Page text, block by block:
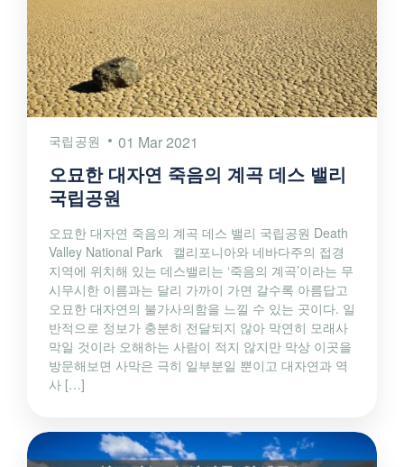
국립공원 01 Mar 2021
오묘한 대자연 죽음의 계곡 데스 밸리
국립공원
오묘한 대자연 죽음의 계곡 데스 밸리 국립공원 Death
Valley National Park 캘리포니아와 네바다주의 접경
지역에 위치해 있는 데스밸리는 ‘죽음의 계곡’이라는 무
시무시한 이름과는 달리 가까이 가면 갈수록 아름답고
오묘한 대자연의 불가사의함을 느낄 수 있는 곳이다. 일
반적으로 정보가 충분히 전달되지 않아 막연히 모래사
막일 것이라 오해하는 사람이 적지 않지만 막상 이곳을
방문해보면 사막은 극히 일부분일 뿐이고 대자연과 역
사 […]